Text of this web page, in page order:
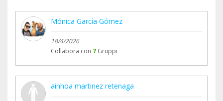
Mónica García Gómez
18/4/2026
Collabora con 7 Gruppi
ainhoa martinez retenaga